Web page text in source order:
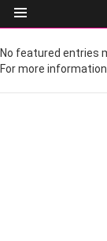
Меню
No featured entries
For more